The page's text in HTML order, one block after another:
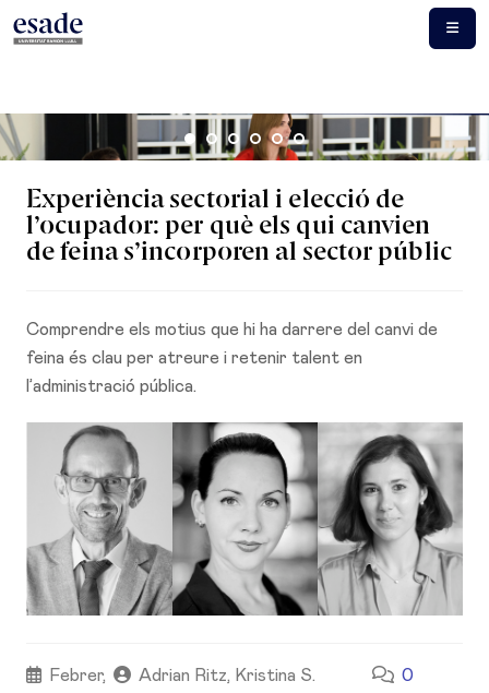
Experiència sectorial i elecció de
l’ocupador: per què els qui canvien
de feina s’incorporen al sector públic
Comprendre els motius que hi ha darrere del canvi de
feina és clau per atreure i retenir talent en
l’administració pública.
Febrer,
Adrian Ritz, Kristina S.
0